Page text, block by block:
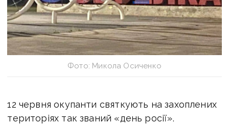
Фото: Микола Осиченко
12 червня окупанти святкують на захоплених
територіях так званий «день росії».